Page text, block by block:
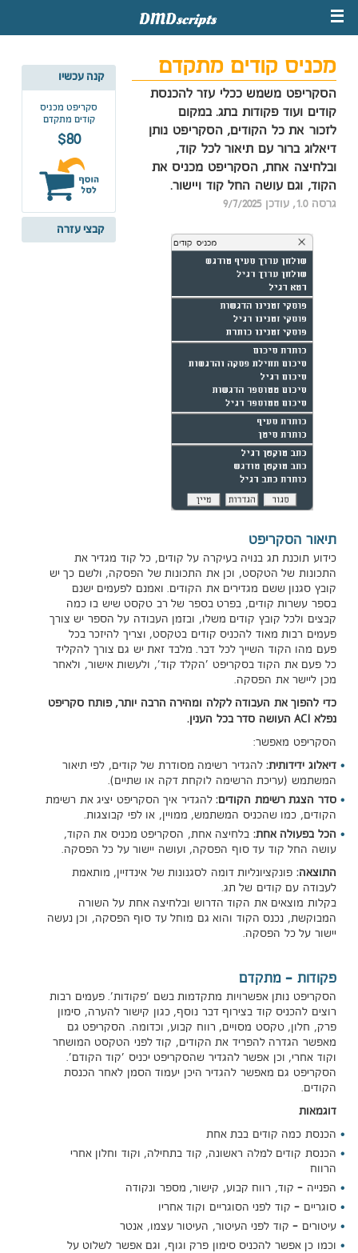
קנה עכשיו
סקריפט מכניס
קודים מתקדם
$80
קבצי עזרה
מכניס קודים מתקדם
הסקריפט משמש ככלי עזר להכנסת
קודים ועוד פקודות בתג. במקום
לזכור את כל הקודים, הסקריפט נותן
דיאלוג ברור עם תיאור לכל קוד,
ובלחיצה אחת, הסקריפט מכניס את
הקוד, וגם עושה החל קוד ויישור.
גרסה 1.0, עודכן 9/7/2025
תיאור הסקריפט
כידוע תוכנת תג בנויה בעיקרה על קודים, כל קוד מגדיר את
התכונות של הטקסט, וכן את התכונות של הפסקה, ולשם כך יש
קובץ סגנון ששם מגדירים את הקודים. ואמנם לפעמים ישנם
בספר עשרות קודים, בפרט בספר של רב טקסט שיש בו כמה
קבצים ולכל קובץ קודים משלו, ובזמן העבודה על הספר יש צורך
פעמים רבות מאוד להכניס קודים בטקסט, וצריך להיזכר בכל
פעם מהו הקוד השייך לכל דבר. מלבד זאת יש גם צורך להקליד
כל פעם את הקוד בסקריפט 'הקלד קוד', ולעשות אישור, ולאחר
מכן ליישר את הפסקה.
כדי להפוך את העבודה לקלה ומהירה הרבה יותר, פותח סקריפט
נפלא ACIהעושה סדר בכל הענין.
הסקריפט מאפשר:
דיאלוג ידידותית:להגדיר רשימה מסודרת של קודים, לפי תיאור
המשתמש (עריכת הרשימה לוקחת דקה או שתיים).
סדר הצגת רשימת הקודים:להגדיר איך הסקריפט יציג את רשימת
הקודים, כמו שהכניס המשתמש, ממויין, או לפי קבוצגות.
הכל בפעולה אחת: בלחיצה אחת, הסקריפט מכניס את הקוד,
עושה החל קוד עד סוף הפסקה, ועושה יישור על כל הפסקה.
התוצאה: פונקציונליות דומה לסגנונות של אינדזיין, מותאמת
לעבודה עם קודים של תג.
בקלות מוצאים את הקוד הדרוש ובלחיצה אחת על השורה
המבוקשת, נכנס הקוד והוא גם מוחל עד סוף הפסקה, וכן נעשה
יישור על כל הפסקה.
פקודות - מתקדם
הסקריפט נותן אפשרויות מתקדמות בשם 'פקודות'. פעמים רבות
רוצים להכניס קוד בצירוף דבר נוסף, כגון קישור להערה, סימון
פרק, חלון, טקסט מסויים, רווח קבוע, וכדומה. הסקריפט גם
מאפשר הגדרה להפריד את הקודים, קוד לפני הטקסט המושחר
וקוד אחרי, וכן אפשר להגדיר שהסקריפט יכניס 'קוד הקודם'.
הסקריפט גם מאפשר להגדיר היכן יעמוד הסמן לאחר הכנסת
הקודים.
דוגמאות
הכנסת כמה קודים בבת אחת
הכנסת קודים למלה ראשונה, קוד בתחילה, וקוד וחלון אחרי
הרווח
הפנייה - קוד, רווח קבוע, קישור, מספר ונקודה
סוגריים - קוד לפני הסוגריים וקוד אחריו
עיטורים - קוד לפני העיטור, העיטור עצמו, אנטר
וכמו כן אפשר להכניס סימון פרק וגוף, וגם אפשר לשלוט על